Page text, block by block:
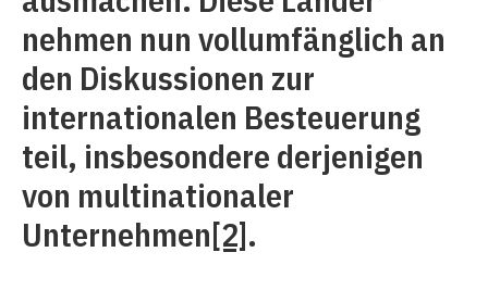
nehmen nun vollumfänglich an
den Diskussionen zur
internationalen Besteuerung
teil, insbesondere derjenigen
von multinationaler
Unternehmen[2].